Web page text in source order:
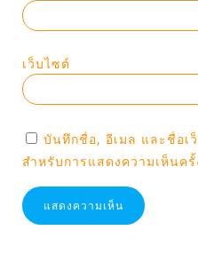
เว็บไซต์
บันทึกชื่อ, อีเมล และชื่อเ
สำหรับการแสดงความเห็นครั้